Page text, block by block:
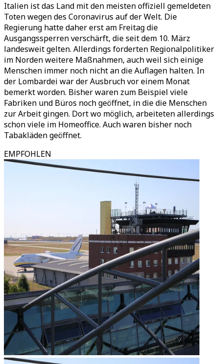
Italien ist das Land mit den meisten offiziell gemeldeten
Toten wegen des Coronavirus auf der Welt. Die
Regierung hatte daher erst am Freitag die
Ausgangssperren verschärft, die seit dem 10. März
landesweit gelten. Allerdings forderten Regionalpolitiker
im Norden weitere Maßnahmen, auch weil sich einige
Menschen immer noch nicht an die Auflagen halten. In
der Lombardei war der Ausbruch vor einem Monat
bemerkt worden. Bisher waren zum Beispiel viele
Fabriken und Büros noch geöffnet, in die die Menschen
zur Arbeit gingen. Dort wo möglich, arbeiteten allerdings
schon viele im Homeoffice. Auch waren bisher noch
Tabakläden geöffnet.
EMPFOHLEN